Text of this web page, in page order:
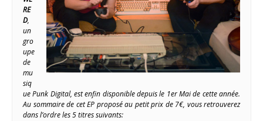
RE
D,
un
gro
upe
de
mu
siq
ue Punk Digital, est enfin disponible depuis le 1er Mai de cette année.
Au sommaire de cet EP proposé au petit prix de 7€, vous retrouverez
dans l’ordre les 5 titres suivants: